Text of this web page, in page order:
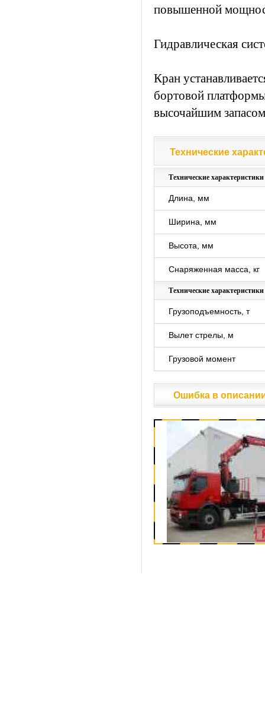
повышенной
Гидравлическая
Кран
бортовой
высочайшим
Технические
Технические
Технические
Длина, мм
Ширина, мм
Высота, мм
Снаряженная масса, кг
Технические
Грузоподъемность, т
Вылет стрелы, м
Грузовой момент